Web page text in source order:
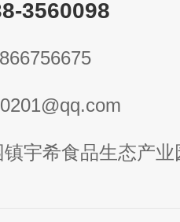
3560098
宇希食品生态产业